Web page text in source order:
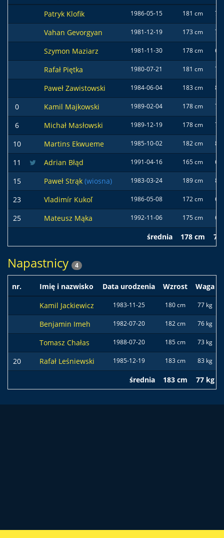
Patryk Klofik
1986-05-15 181 cm 76
Vahan Gevorgyan 1981-12-19 173 cm 71
Szymon Maziarz 1981-11-30 178 cm 69
Rafał Piętka 1980-07-21 181 cm 78
Paweł Zawistowski 1984-06-04 183 cm 80
0 Kamil Majkowski 1989-02-04 178 cm 71
6 Michał Masłowski 1989-12-19 178 cm 76
10 Martins Ekwueme 1985-10-02 182 cm 80
11 Adrian Błąd 1991-04-16 165 cm 62
15 Paweł Strąk (wiosna) 1983-03-24 189 cm 84
23 Vladimír Kukoľ 1986-05-08 172 cm 65
25 Mateusz Mąka 1992-11-06 175 cm 66
średnia 178 cm 73
Napastnicy 4
nr. Imię i nazwisko Data urodzenia Wzrost Waga
Kamil Jackiewicz
1983-11-25 180 cm 77 kg
Benjamin Imeh 1982-07-20 182 cm 76 kg
Tomasz Chałas 1988-07-20 185 cm 73 kg
20 Rafał Leśniewski 1985-12-19 183 cm 83 kg
średnia 183 cm 77 kg